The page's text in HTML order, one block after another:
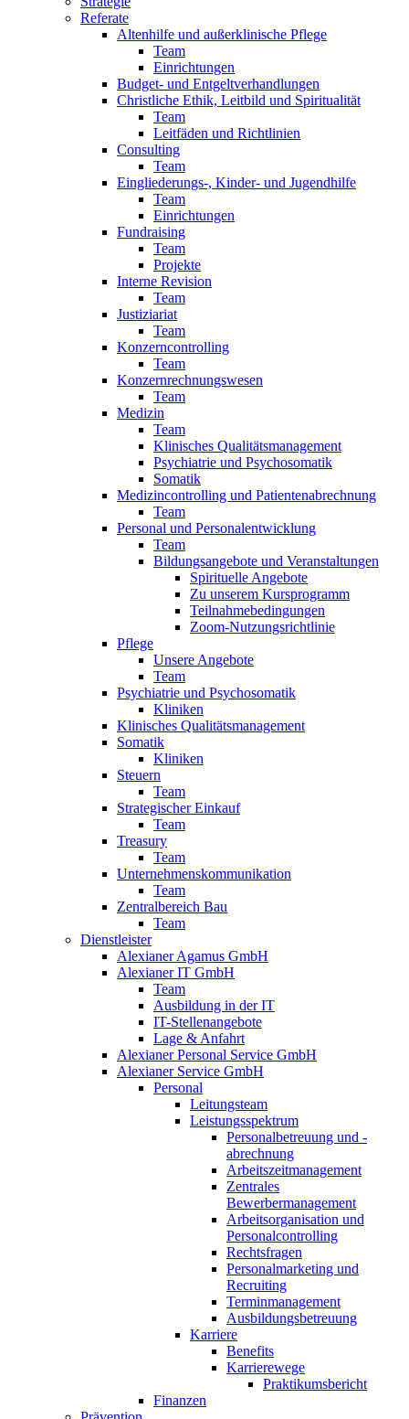
Referate
Altenhilfe und außerklinische Pflege
Team
Einrichtungen
Budget- und Entgeltverhandlungen
Christliche Ethik, Leitbild und Spiritualität
Team
Leitfäden und Richtlinien
Consulting
Team
Eingliederungs-, Kinder- und Jugendhilfe
Team
Einrichtungen
Fundraising
Team
Projekte
Interne Revision
Team
Justiziariat
Team
Konzerncontrolling
Team
Konzernrechnungswesen
Team
Medizin
Team
Klinisches Qualitätsmanagement
Psychiatrie und Psychosomatik
Somatik
Medizincontrolling und Patientenabrechnung
Team
Personal und Personalentwicklung
Team
Bildungsangebote und Veranstaltungen
Spirituelle Angebote
Zu unserem Kursprogramm
Teilnahmebedingungen
Zoom-Nutzungsrichtlinie
Pflege
Unsere Angebote
Team
Psychiatrie und Psychosomatik
Kliniken
Klinisches Qualitätsmanagement
Somatik
Kliniken
Steuern
Team
Strategischer Einkauf
Team
Treasury
Team
Unternehmenskommunikation
Team
Zentralbereich Bau
Team
Dienstleister
Alexianer Agamus GmbH
Alexianer IT GmbH
Team
Ausbildung in der IT
IT-Stellenangebote
Lage & Anfahrt
Alexianer Personal Service GmbH
Alexianer Service GmbH
Personal
Leitungsteam
Leistungsspektrum
Personalbetreuung und -
abrechnung
Arbeitszeitmanagement
Zentrales
Bewerbermanagement
Arbeitsorganisation und
Personalcontrolling
Rechtsfragen
Personalmarketing und
Recruiting
Terminmanagement
Ausbildungsbetreuung
Karriere
Benefits
Karrierewege
Praktikumsbericht
Finanzen